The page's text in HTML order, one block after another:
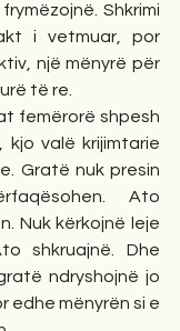
Shkrimi
i vetmuar, por
një mënyrë për
të re.
femërorë shpesh
kjo valë krijimtarie
Gratë nuk presin
Ato
Nuk kërkojnë leje
shkruajnë. Dhe
ndryshojnë jo
edhe mënyrën si e